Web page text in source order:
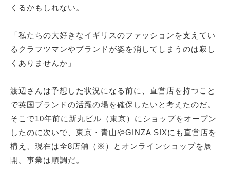
くるかもしれない。
「私たちの大好きなイギリスのファッションを支えてい
るクラフツマンやブランドが姿を消してしまうのは寂し
くありませんか」
渡辺さんは予想した状況になる前に、直営店を持つこと
で英国ブランドの活躍の場を確保したいと考えたのだ。
そこで10年前に新丸ビル（東京）にショップをオープン
したのに次いで、東京・青山やGINZA SIXにも直営店を
構え、現在は全8店舗（※）とオンラインショップを展
開。事業は順調だ。